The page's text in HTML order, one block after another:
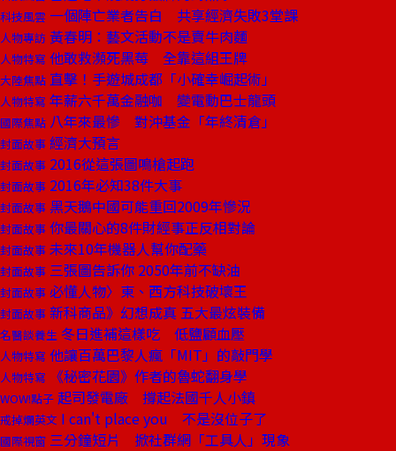
科技風雲 一個陣亡業者告白 共享經濟失敗3堂課
人物專訪 黃春明：藝文活動不是賣牛肉麵
人物特寫 他敢救瀕死黑莓 全靠這組王牌
大陸焦點 直擊！手遊城成都「小確幸崛起術」
人物特寫 年薪六千萬金融咖 變電動巴士龍頭
國際焦點 八年來最慘 對沖基金「年終清倉」
封面故事 經濟大預言
封面故事 2016從這張圖鳴槍起跑
封面故事 2016年必知38件大事
封面故事 黑天鵝中國可能重回2009年慘況
封面故事 你最關心的8件財經事正反相對論
封面故事 未來10年機器人幫你配藥
封面故事 三張圖告訴你 2050年前不缺油
封面故事 必懂人物〉東、西方科技破壞王
封面故事 新科商品》幻想成真 五大最炫裝備
名醫談養生 冬日進補這樣吃 低鹽顧血壓
人物特寫 他讓百萬巴黎人瘋「MIT」的敲門學
人物特寫 《秘密花園》作者的魯蛇翻身學
WOW!點子 起司發電廠 撐起法國千人小鎮
戒掉爛英文 I can't place you 不是沒位子了
國際視窗 三分鐘短片 掀社群網「工具人」現象